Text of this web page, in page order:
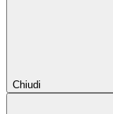
Chiudi